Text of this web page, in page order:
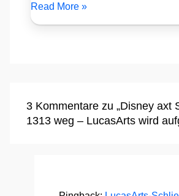
Read More »
3 Kommentare zu „Disney axt
1313 weg – LucasArts wird